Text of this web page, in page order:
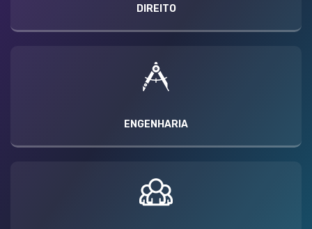
DIREITO
ENGENHARIA